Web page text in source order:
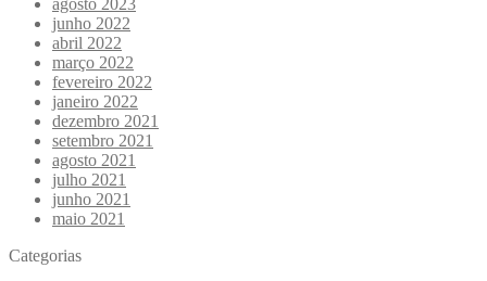
junho 2022
abril 2022
março 2022
fevereiro 2022
janeiro 2022
dezembro 2021
setembro 2021
agosto 2021
julho 2021
junho 2021
maio 2021
Categorias